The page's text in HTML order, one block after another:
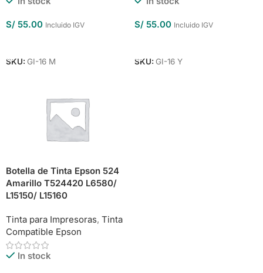
S/ 55.00 Incluido IGV
SKU: GI-16 M
S/ 55.00 Incluido IGV
SKU: GI-16 Y
Botella de Tinta Epson 524
Amarillo T524420 L6580/
L15150/ L15160
Tinta para Impresoras, Tinta
Compatible Epson
In stock